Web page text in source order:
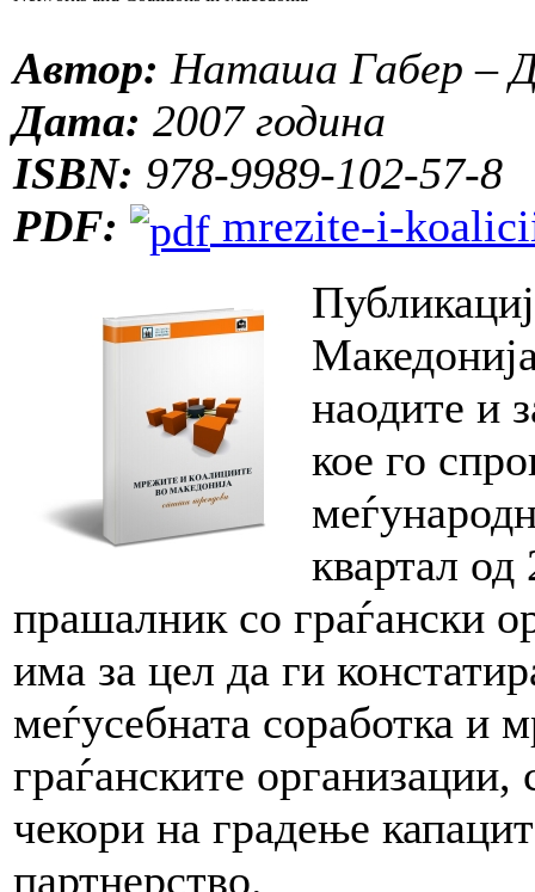
Автор: Наташа Габер –
Дата: 2007 година
ISBN: 978-9989-102-57-8
PDF:
mrezite-i-
наодите и
кое го
квартал од
прашалник со граѓански
има за цел да ги
меѓусебната соработка и
граѓанските организации,
чекори на градење
партнерство.